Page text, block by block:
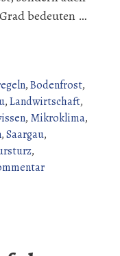
bedeuten …
,Bodenfrost,
,Landwirtschaft,
, Mikroklima,
,Saargau,
,
zu